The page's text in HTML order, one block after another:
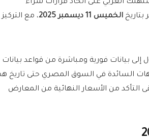
العربي على اتخاذ قرارات شراء
الخميس 11 ديسمبر 2025
، مع التركيز
بيانات فورية ومباشرة من قواعد بيانات
السائدة في السوق المصري حتى تاريخ
التأكد من الأسعار النهائية من المعارض